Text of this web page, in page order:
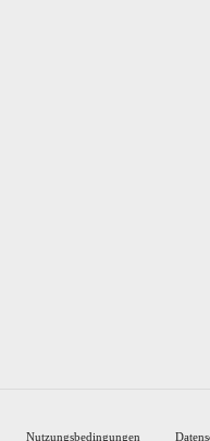
Nutzungsbedingungen